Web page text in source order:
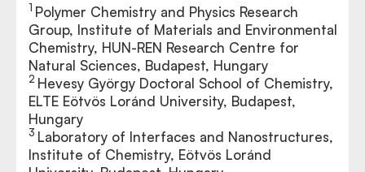
1 Polymer Chemistry and Physics Research
Group, Institute of Materials and Environmental
Chemistry, HUN-REN Research Centre for
Natural Sciences, Budapest, Hungary
2 Hevesy György Doctoral School of Chemistry,
ELTE Eötvös Loránd University, Budapest,
Hungary
3 Laboratory of Interfaces and Nanostructures,
Institute of Chemistry, Eötvös Loránd